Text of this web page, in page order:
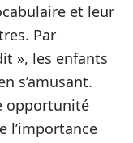
et leur
Par
», les enfants
s’amusant.
opportunité
l’importance